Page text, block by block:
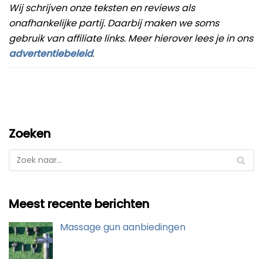
Wij schrijven onze teksten en reviews als
onafhankelijke partij. Daarbij maken we soms
gebruik van affiliate links. Meer hierover lees je in ons
advertentiebeleid.
Zoeken
Meest recente berichten
Massage gun aanbiedingen